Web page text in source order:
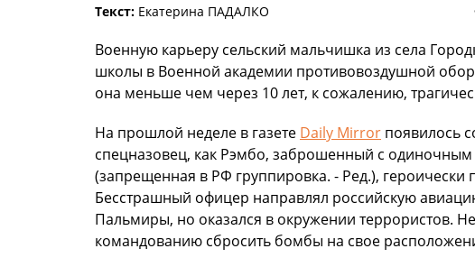
Текст: Екатерина ПАДАЛКО
Военную карьеру сельский мальчишка из села
школы в Военной академии противовоздушной
она меньше чем через 10 лет, к сожалению,
На прошлой неделе в газете Daily Mirror появилось
спецназовец, как Рэмбо, заброшенный с
(запрещенная в РФ группировка. - Ред.), героически
Бесстрашный офицер направлял российскую
Пальмиры, но оказался в окружении террористов.
командованию сбросить бомбы на свое